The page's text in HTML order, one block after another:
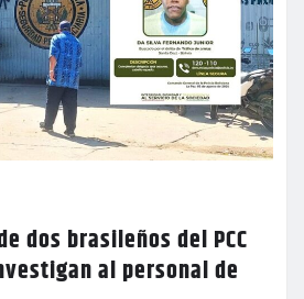
dos brasileños del PCC
al personal de